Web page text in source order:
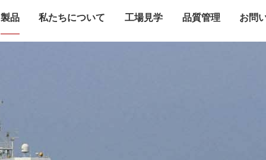
製品 私たちについて 工場見学 品質管理 お問